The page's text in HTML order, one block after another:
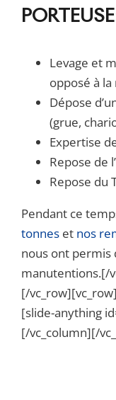
Levage et
opposé à
Dépose
(grue,
Expertise
Repose de
Repose du
Pendant ce
tonnes et nos
nous ont permis
manutentions.[/
[/
[slide-anything
[/vc_column][/